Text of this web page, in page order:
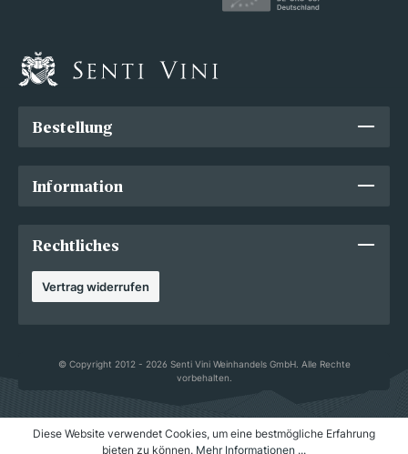
Bestellung
Information
Rechtliches
Vertrag widerrufen
© Copyright 2012 - 2026 Senti Vini Weinhandels GmbH. Alle Rechte
vorbehalten.
Diese Website verwendet Cookies, um eine bestmögliche Erfahrung
bieten zu können. Mehr Informationen ...